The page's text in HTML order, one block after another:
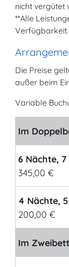
nicht vergütet
**Alle
Verfügbarkeit.
Die Preise
außer beim
Variable
Im
6 Nächte, 7
345,00 €
4 Nächte,
200,00 €
Im